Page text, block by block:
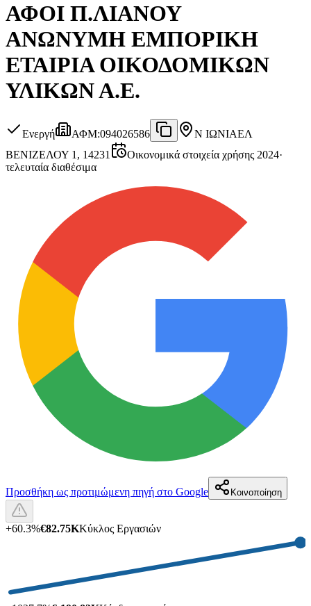
ΑΦΟΙ Π.ΛΙΑΝΟΥ
ΑΝΩΝΥΜΗ ΕΜΠΟΡΙΚΗ
ΕΤΑΙΡΙΑ ΟΙΚΟΔΟΜΙΚΩΝ
ΥΛΙΚΩΝ Α.Ε.
Ενεργή ΑΦΜ:094026586 Ν ΙΩΝΙΑΕΛ
ΒΕΝΙΖΕΛΟΥ 1, 14231
Οικονομικά στοιχεία χρήσης 2024·
τελευταία διαθέσιμα
Προσθήκη ως προτιμώμενη πηγή στο Google Κοινοποίηση
+60.3%€82.75KΚύκλος Εργασιών